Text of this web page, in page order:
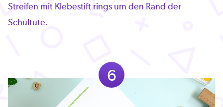
Streifen mit Klebestift rings um den Rand der
Schultüte.
6